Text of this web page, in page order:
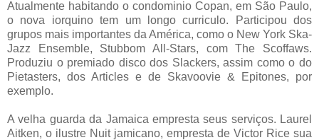
Atualmente habitando o condominio Copan, em São Paulo,
o nova iorquino tem um longo curriculo. Participou dos
grupos mais importantes da América, como o New York Ska-
Jazz Ensemble, Stubbom All-Stars, com The Scoffaws.
Produziu o premiado disco dos Slackers, assim como o do
Pietasters, dos Articles e de Skavoovie & Epitones, por
exemplo.
A velha guarda da Jamaica empresta seus serviços. Laurel
Aitken, o ilustre Nuit jamicano, empresta de Victor Rice sua